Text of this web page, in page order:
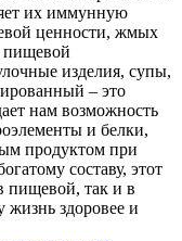
их иммунную
ценности, жмых
пищевой
изделия, супы,
– это
нам возможность
и белки,
продуктом при
составу, этот
пищевой, так и в
здоровее и